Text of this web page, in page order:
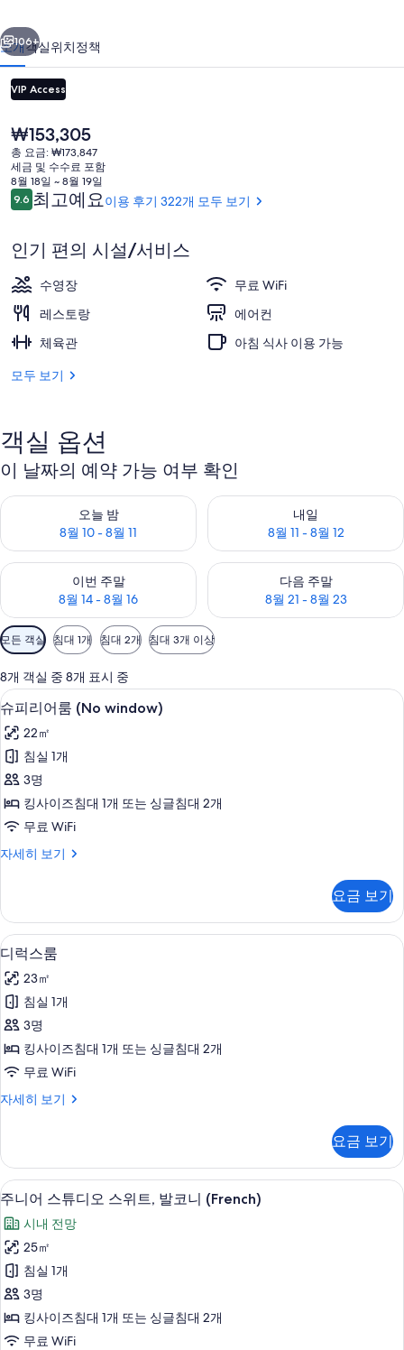
미
엄
사
이
공
센
트
럴
의
사
진
갤
러
다음
106+
소개객실위치정책
VIP Access
현
재
가
격
은
₩153,305
₩153,305
총 요금: ₩173,847
세금 및 수수료 포함
8월 18일 ~ 8월 19일
이
용
기
9.610점 만점 중 9.6점.
최고예요이용 후기 322개 모두 보기
인기 편의 시설/서비스
수영장
무료 WiFi
레스토랑
에어컨
체육관
아침 식사 이용 가능
모두 보기
객실 옵션
이 날짜의 예약 가능 여부 확인
오늘 밤
8월 10 - 8월 11
오늘 밤 예약 가능 여부 확인, 8월 10 - 8월 11
내일
8월 11 - 8월 12
내일 예약 가능 여부 확인, 8월
이번 주말
8월 14 - 8월 16
이번 주말 예약 가능 여부 확인, 8월 14 - 8월 16
다음 주말
8월 21 - 8월 23
다음 주말 예약 가능 여부 확인
객
실
에
사
용
가
능
한
터
모든 객실 침대 1개 침대 2개 침대 3개 이상
8개 객실 중 8개 표시 중
슈
피
리
어
룸
(No
window)
사
두
보
기
고급 침구, 오리/거위털 이불, 미니바,
9
슈피리어룸 (No window)
22㎡
침실 1개
3명
킹사이즈침대 1개 또는 싱글침대 2개
무료 WiFi
자세히 보기
슈
룸
(No
window)
자
세
히
보
기
요금 보기
디
럭
스
룸
사
진
두
기
디럭스룸 | 고급 침구, 오리/거위털 이
5
디럭스룸
23㎡
침실 1개
3명
킹사이즈침대 1개 또는 싱글침대 2개
무료 WiFi
자세히 보기
디
자
세
히
보
기
요금 보기
주
니
어
스
튜
디
오
주니어 스튜디오 스위트, 발코니
10
주니어 스튜디오 스위트, 발코니 (French)
시내 전망
25㎡
침실 1개
3명
킹사이즈침대 1개 또는 싱글침대 2개
무료 WiFi